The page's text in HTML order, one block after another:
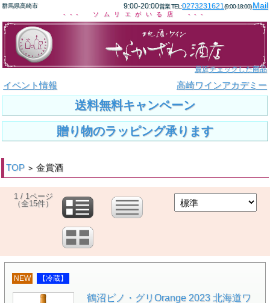
群馬県高崎市 9:00-20:00営業 TEL:0273231621(9:00-18:00)Mail
--- ソムリエがいる店 ---
最近チェックした商品
イベント情報 高崎ワインアカデミー
送料無料キャンペーン
贈り物のラッピング承ります
TOP > 金賞酒
1 / 1ページ
（全15件）
NEW 【冷蔵】
鶴沼ピノ・グリOrange 2023 北海道ワ